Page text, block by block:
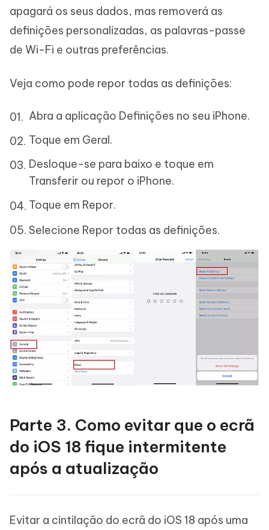
apagará os seus dados, mas removerá as
definições personalizadas, as palavras-passe
de Wi-Fi e outras preferências.
Veja como pode repor todas as definições:
Abra a aplicação Definições no seu iPhone.
Toque em Geral.
Desloque-se para baixo e toque em
Transferir ou repor o iPhone.
Toque em Repor.
Selecione Repor todas as definições.
Parte 3. Como evitar que o ecrã
do iOS 18 fique intermitente
após a atualização
Evitar a cintilação do ecrã do iOS 18 após uma